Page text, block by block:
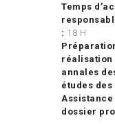
Temps
: 18 H
réalisation
annales
études
dossier